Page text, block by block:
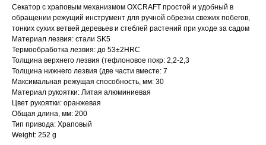
Секатор с храповым механизмом OXCRAFT простой и удобный в
обращении режущий инструмент для ручной обрезки свежих побегов,
тонких сухих ветвей деревьев и стеблей растений при уходе за садом
Материал лезвия: стали SK5
Термообработка лезвия: до 53±2HRC
Толщина верхнего лезвия (тефлоновое покр: 2,2-2,3
Толщина нижнего лезвия (две части вместе: 7
Максимальная режущая способность, мм: 30
Материал рукоятки: Литая алюминиевая
Цвет рукоятки: оранжевая
Общая длина, мм: 200
Тип привода: Храповый
Weight: 252 g